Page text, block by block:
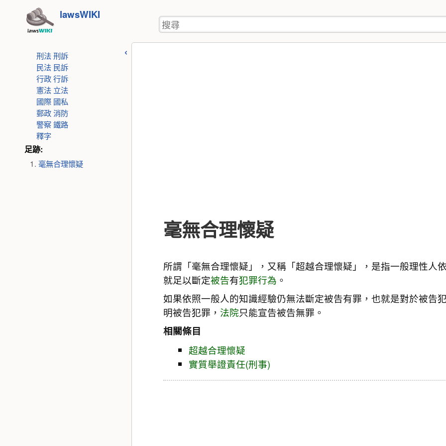
lawsWIKI
用
者
工
搜
尋
刑法刑訴
民法 民訴
行政行訴
憲法 立法
國際 國私
郵政消防
警察鐵路
釋字
足跡:
毫無合理懷疑
毫無合理懷疑
所謂「毫無合理懷疑」，又稱「超越合理懷疑」，是指一般理性人
就足以斷定被告有犯罪行為 。
如果依照一般人的知識經驗仍無法斷定被告有罪，也就是對於被告
明被告犯罪， 法院只能宣告被告無罪。
相關條目
超越合理懷疑
實質舉證責任(刑事)